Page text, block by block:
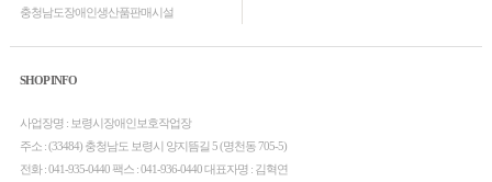
충청남도장애인생산품판매시설
SHOP INFO
사업장명 : 보령시장애인보호작업장
주소 : (33484) 충청남도 보령시 양지뜸길 5 (명천동 705-5)
전화 : 041-935-0440 팩스 : 041-936-0440 대표자명 : 김혁연